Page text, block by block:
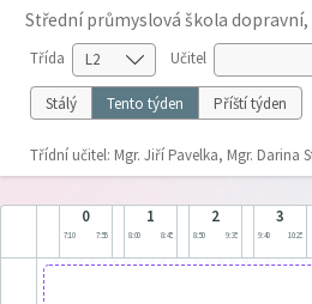
Střední průmyslová škola
Třída Učitel
Stálý Tento týden Příští týden
Třídní učitel: Mgr. Jiří Pavelka, Mgr. Darina
0
7:10 7:55
1
8:00 8:45
2
8:50 9:35
3
9:40 10:25